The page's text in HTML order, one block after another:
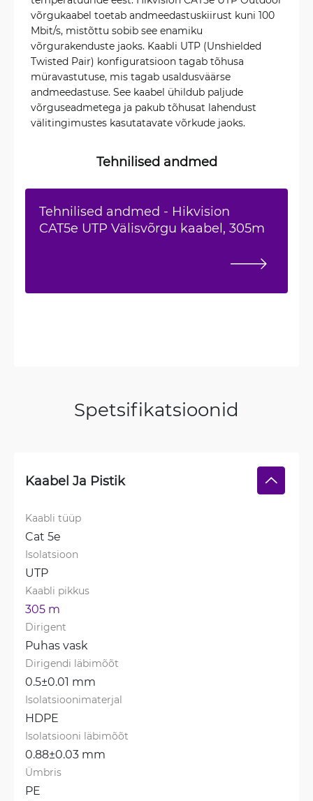
võrgukaabel toetab andmeedastuskiirust kuni 100
Mbit/s, mistõttu sobib see enamiku
võrgurakenduste jaoks. Kaabli UTP (Unshielded
Twisted Pair) konfiguratsioon tagab tõhusa
müravastutuse, mis tagab usaldusväärse
andmeedastuse. See kaabel ühildub paljude
võrguseadmetega ja pakub tõhusat lahendust
välitingimustes kasutatavate võrkude jaoks.
Tehnilised andmed
Tehnilised andmed - Hikvision
CAT5e UTP Välisvõrgu kaabel, 305m
Spetsifikatsioonid
Kaabel Ja Pistik
Kaabli tüüp
Cat 5e
Isolatsioon
UTP
Kaabli pikkus
305 m
Dirigent
Puhas vask
Dirigendi läbimõõt
0.5±0.01 mm
Isolatsioonimaterjal
HDPE
Isolatsiooni läbimõõt
0.88±0.03 mm
Ümbris
PE